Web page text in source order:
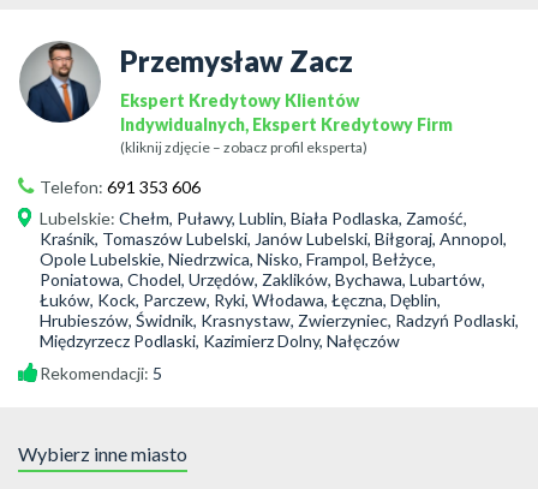
Przemysław Zacz
Ekspert Kredytowy Klientów
Indywidualnych, Ekspert Kredytowy Firm
(kliknij zdjęcie – zobacz profil eksperta)
Telefon: 691 353 606
Lubelskie: Chełm, Puławy, Lublin, Biała Podlaska, Zamość,
Kraśnik, Tomaszów Lubelski, Janów Lubelski, Biłgoraj, Annopol,
Opole Lubelskie, Niedrzwica, Nisko, Frampol, Bełżyce,
Poniatowa, Chodel, Urzędów, Zaklików, Bychawa, Lubartów,
Łuków, Kock, Parczew, Ryki, Włodawa, Łęczna, Dęblin,
Hrubieszów, Świdnik, Krasnystaw, Zwierzyniec, Radzyń Podlaski,
Międzyrzecz Podlaski, Kazimierz Dolny, Nałęczów
Rekomendacji: 5
Wybierz inne miasto